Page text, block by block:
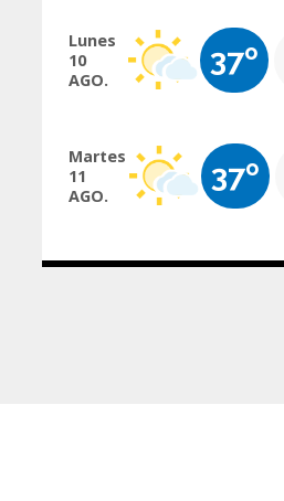
Lunes
10
AGO.
37º
Martes
11
AGO.
37º